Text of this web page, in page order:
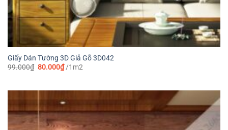
Giấy Dán Tường 3D Giả Gỗ 3D042
99.000₫ Giá
80.000₫Giá
hiện
80.000₫.
/1m2